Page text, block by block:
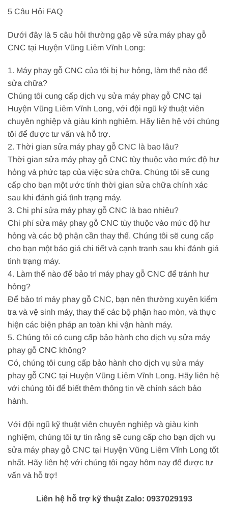
5 Câu Hỏi FAQ
Dưới đây là 5 câu hỏi thường gặp về sửa máy phay gỗ
CNC tại Huyện Vũng Liêm Vĩnh Long:
1. Máy phay gỗ CNC của tôi bị hư hỏng, làm thế nào để
sửa chữa?
Chúng tôi cung cấp dịch vụ sửa máy phay gỗ CNC tại
Huyện Vũng Liêm Vĩnh Long, với đội ngũ kỹ thuật viên
chuyên nghiệp và giàu kinh nghiệm. Hãy liên hệ với chúng
tôi để được tư vấn và hỗ trợ.
2. Thời gian sửa máy phay gỗ CNC là bao lâu?
Thời gian sửa máy phay gỗ CNC tùy thuộc vào mức độ hư
hỏng và phức tạp của việc sửa chữa. Chúng tôi sẽ cung
cấp cho bạn một ước tính thời gian sửa chữa chính xác
sau khi đánh giá tình trạng máy.
3. Chi phí sửa máy phay gỗ CNC là bao nhiêu?
Chi phí sửa máy phay gỗ CNC tùy thuộc vào mức độ hư
hỏng và các bộ phận cần thay thế. Chúng tôi sẽ cung cấp
cho bạn một báo giá chi tiết và cạnh tranh sau khi đánh giá
tình trạng máy.
4. Làm thế nào để bảo trì máy phay gỗ CNC để tránh hư
hỏng?
Để bảo trì máy phay gỗ CNC, bạn nên thường xuyên kiểm
tra và vệ sinh máy, thay thế các bộ phận hao mòn, và thực
hiện các biện pháp an toàn khi vận hành máy.
5. Chúng tôi có cung cấp bảo hành cho dịch vụ sửa máy
phay gỗ CNC không?
Có, chúng tôi cung cấp bảo hành cho dịch vụ sửa máy
phay gỗ CNC tại Huyện Vũng Liêm Vĩnh Long. Hãy liên hệ
với chúng tôi để biết thêm thông tin về chính sách bảo
hành.
Với đội ngũ kỹ thuật viên chuyên nghiệp và giàu kinh
nghiệm, chúng tôi tự tin rằng sẽ cung cấp cho bạn dịch vụ
sửa máy phay gỗ CNC tại Huyện Vũng Liêm Vĩnh Long tốt
nhất. Hãy liên hệ với chúng tôi ngay hôm nay để được tư
vấn và hỗ trợ!
Liên hệ hỗ trợ kỹ thuật Zalo: 0937029193